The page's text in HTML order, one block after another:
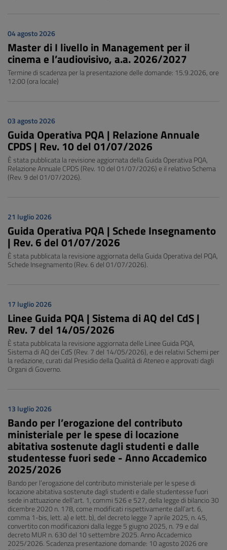
04 agosto 2026
Master di I livello in Management per il
cinema e l’audiovisivo, a.a. 2026/2027
Termine di scadenza per la presentazione delle domande: 15.9.2026, ore
12:00 (ora locale)
03 agosto 2026
Guida Operativa PQA | Relazione Annuale
CPDS | Rev. 10 del 01/07/2026
È stata pubblicata la revisione aggiornata della Guida Operativa PQA,
Relazione Annuale CPDS (Rev. 10 del 01/07/2026) e il relativo Schema
(Rev. 9 del 01/07/2026).
21 luglio 2026
Guida Operativa PQA | Schede Insegnamento
| Rev. 6 del 01/07/2026
È stata pubblicata la revisione aggiornata della Guida Operativa del PQA,
Schede Insegnamento (Rev. 6 del 01/07/2026).
17 luglio 2026
Linee Guida PQA | Sistema di AQ del CdS |
Rev. 7 del 14/05/2026
È stata pubblicata la revisione aggiornata delle Linee Guida PQA,
Sistema di AQ dei CdS (Rev. 7 del 14/05/2026), e dei relativi Schemi per
la redazione, curati dal Presidio della Qualità di Ateneo e approvati dagli
Organi di Governo.
13 luglio 2026
Bando per l’erogazione del contributo
ministeriale per le spese di locazione
abitativa sostenute dagli studenti e dalle
studentesse fuori sede - Anno Accademico
2025/2026
Bando per l’erogazione del contributo ministeriale per le spese di
locazione abitativa sostenute dagli studenti e dalle studentesse fuori
sede in attuazione dell’art. 1, commi 526 e 527, della legge di bilancio 30
dicembre 2020 n. 178, come modificati rispettivamente dall’art. 6,
comma 1-bis, lett. a) e lett. b), del decreto legge 7 aprile 2025, n. 45,
convertito con modificazioni dalla legge 5 giugno 2025, n. 79 e dal
decreto MUR n. 630 del 10 settembre 2025. Anno Accademico
2025/2026. Scadenza presentazione domande: 10 agosto 2026 ore